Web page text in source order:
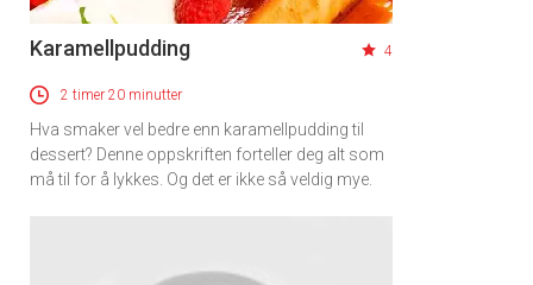
Karamellpudding 4
2 timer 20 minutter
Hva smaker vel bedre enn karamellpudding til
dessert? Denne oppskriften forteller deg alt som
må til for å lykkes. Og det er ikke så veldig mye.